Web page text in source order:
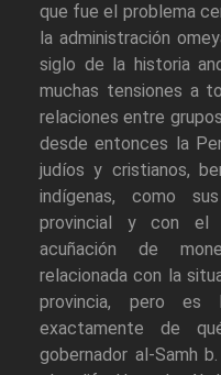
que fue el problema
la administración
siglo de la historia
muchas tensiones a
relaciones entre
desde entonces la
judíos y cristianos,
indígenas, como
provincial y con el
acuñación de
relacionada con la
provincia, pero es
exactamente de
gobernador al-Samh